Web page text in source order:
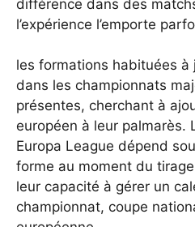
différence dans des
l’expérience l’emporte
les formations habituées à
dans les championnats
présentes, cherchant à
européen à leur palmarès.
Europa League dépend
forme au moment du
leur capacité à gérer un
championnat, coupe